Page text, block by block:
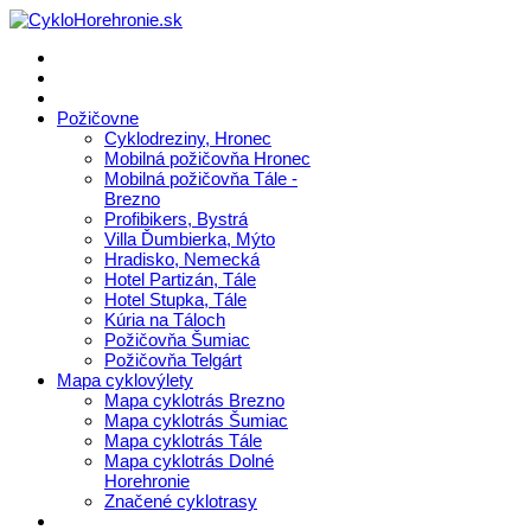
Požičovne
Cyklodreziny, Hronec
Mobilná požičovňa Hronec
Mobilná požičovňa Tále -
Brezno
Profibikers, Bystrá
Villa Ďumbierka, Mýto
Hradisko, Nemecká
Hotel Partizán, Tále
Hotel Stupka, Tále
Kúria na Táloch
Požičovňa Šumiac
Požičovňa Telgárt
Mapa cyklovýlety
Mapa cyklotrás Brezno
Mapa cyklotrás Šumiac
Mapa cyklotrás Tále
Mapa cyklotrás Dolné
Horehronie
Značené cyklotrasy